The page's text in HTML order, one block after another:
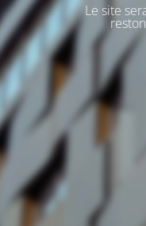
Le site